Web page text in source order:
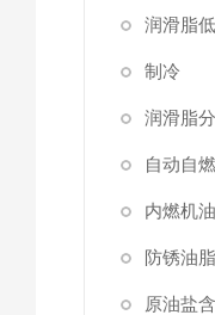
润滑脂
制冷
润滑脂
自动自
内燃机
防锈油
原油盐